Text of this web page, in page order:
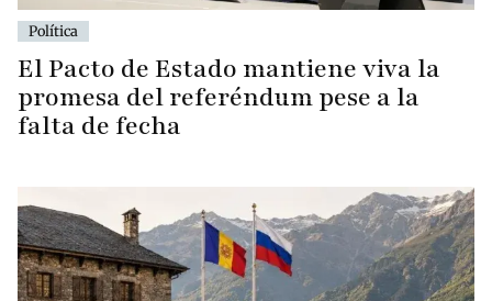
Política
El Pacto de Estado mantiene viva la
promesa del referéndum pese a la
falta de fecha